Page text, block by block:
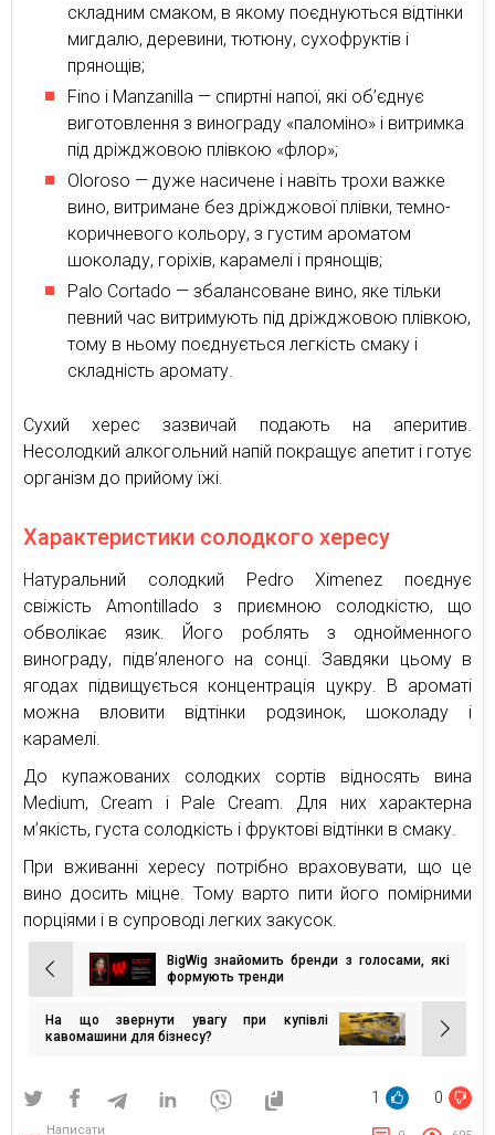
складним смаком, в якому поєднуються відтінки
мигдалю, деревини, тютюну, сухофруктів і
прянощів;
Fino і Manzanilla — спиртні напої, які об’єднує
виготовлення з винограду «паломіно» і витримка
під дріжджовою плівкою «флор»;
Oloroso — дуже насичене і навіть трохи важке
вино, витримане без дріжджової плівки, темно-
коричневого кольору, з густим ароматом
шоколаду, горіхів, карамелі і прянощів;
Palo Cortado — збалансоване вино, яке тільки
певний час витримують під дріжджовою плівкою,
тому в ньому поєднується легкість смаку і
складність аромату.
Сухий херес зазвичай подають на аперитив.
Несолодкий алкогольний напій покращує апетит і готує
організм до прийому їжі.
Характеристики солодкого хересу
Натуральний солодкий Pedro Ximenez поєднує
свіжість Amontillado з приємною солодкістю, що
обволікає язик. Його роблять з однойменного
винограду, підв’яленого на сонці. Завдяки цьому в
ягодах підвищується концентрація цукру. В ароматі
можна вловити відтінки родзинок, шоколаду і
карамелі.
До купажованих солодких сортів відносять вина
Medium, Cream і Pale Cream. Для них характерна
м’якість, густа солодкість і фруктові відтінки в смаку.
При вживанні хересу потрібно враховувати, що це
вино досить міцне. Тому варто пити його помірними
порціями і в супроводі легких закусок.
Навігація
записів
BigWig знайомить бренди з голосами, які
формують тренди
На що звернути увагу при купівлі
кавомашини для бізнесу?
1 0
Написати